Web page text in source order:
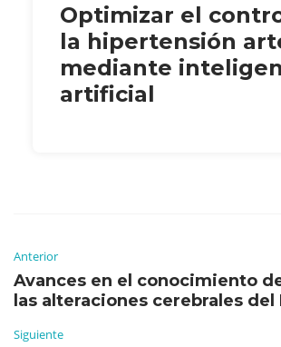
Optimizar el
la hipertensión
mediante
artificial
Anterior
Avances en el conocimiento
las alteraciones cerebrales del
Siguiente